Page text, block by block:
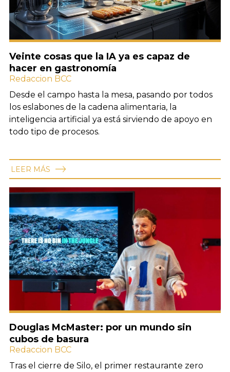
Veinte cosas que la IA ya es capaz de
hacer en gastronomía
Redaccion BCC
Desde el campo hasta la mesa, pasando por todos
los eslabones de la cadena alimentaria, la
inteligencia artificial ya está sirviendo de apoyo en
todo tipo de procesos.
LEER MÁS
Douglas McMaster: por un mundo sin
cubos de basura
Redaccion BCC
Tras el cierre de Silo, el primer restaurante zero